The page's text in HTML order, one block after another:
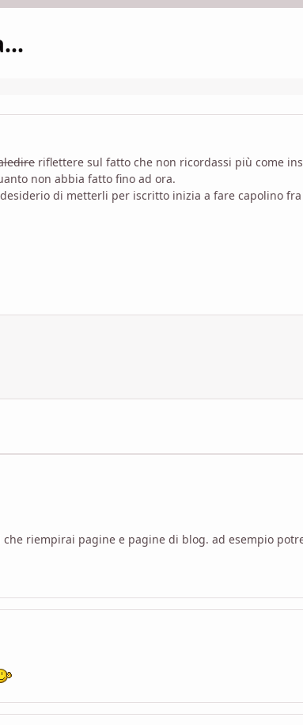
riflettere sul fatto che non ricordassi più come
non abbia fatto fino ad ora.
di metterli per iscritto inizia a fare capolino
riempirai pagine e pagine di blog. ad esempio